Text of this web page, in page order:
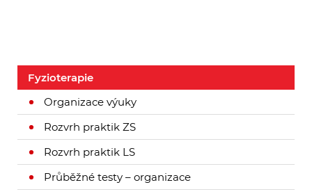
Fyzioterapie
Organizace výuky
Rozvrh praktik ZS
Rozvrh praktik LS
Průběžné testy – organizace